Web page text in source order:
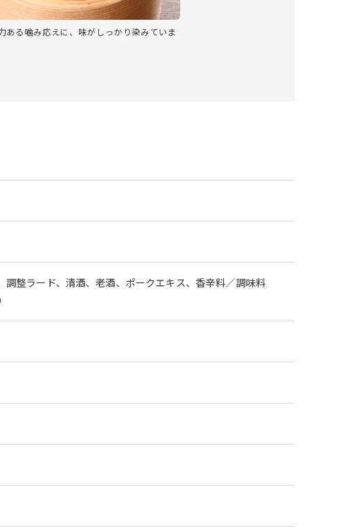
ある噛み応えに、味がしっかり染みていま
整ラード、清酒、老酒、ポークエキス、香辛料／調味料